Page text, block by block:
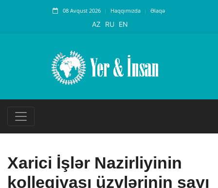
08 Avqust 2026 Haqqımızda Əlaqə
AZ RU EN
Xarici İşlər Nazirliyinin
kollegiyası üzvlərinin sayı